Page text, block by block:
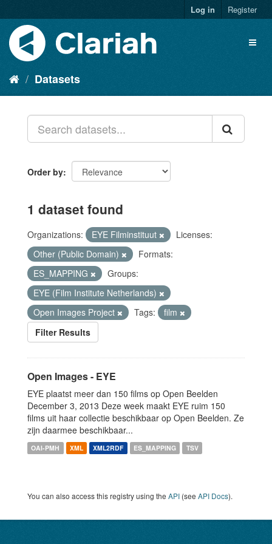
Log in Register
Datasets
Order by
1 dataset found
Organizations: EYE Filminstituut
Licenses:
Other (Public Domain)
Formats:
ES_MAPPING
Groups:
EYE (Film Institute Netherlands)
Open Images Project
Tags:
film
Filter Results
Open Images - EYE
EYE plaatst meer dan 150 films op Open Beelden
December 3, 2013 Deze week maakt EYE ruim 150
films uit haar collectie beschikbaar op Open Beelden. Ze
zijn daarmee beschikbaar...
OAI-PMH XML XML2RDF ES_MAPPING TSV
You can also access this registry using the API (see API Docs).